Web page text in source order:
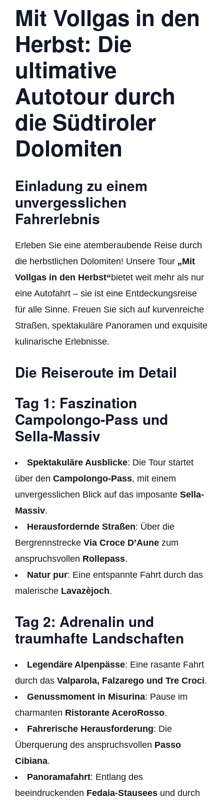
Mit Vollgas in den
Herbst: Die
ultimative
Autotour durch
die Südtiroler
Dolomiten
Einladung zu einem
unvergesslichen
Fahrerlebnis
Erleben Sie eine atemberaubende Reise durch
die herbstlichen Dolomiten! Unsere Tour „Mit
Vollgas in den Herbst“bietet weit mehr als nur
eine Autofahrt – sie ist eine Entdeckungsreise
für alle Sinne. Freuen Sie sich auf kurvenreiche
Straßen, spektakuläre Panoramen und exquisite
kulinarische Erlebnisse.
Die Reiseroute im Detail
Tag 1: Faszination
Campolongo-Pass und
Sella-Massiv
Spektakuläre Ausblicke: Die Tour startet
über den Campolongo-Pass, mit einem
unvergesslichen Blick auf das imposante Sella-
Massiv.
Herausfordernde Straßen: Über die
Bergrennstrecke Via Croce D’Aune zum
anspruchsvollen Rollepass.
Natur pur: Eine entspannte Fahrt durch das
malerische Lavazèjoch.
Tag 2: Adrenalin und
traumhafte Landschaften
Legendäre Alpenpässe: Eine rasante Fahrt
durch das Valparola, Falzarego und Tre Croci.
Genussmoment in Misurina: Pause im
charmanten Ristorante AceroRosso.
Fahrerische Herausforderung: Die
Überquerung des anspruchsvollen Passo
Cibiana.
Panoramafahrt: Entlang des
beeindruckenden Fedaia-Stausees und durch